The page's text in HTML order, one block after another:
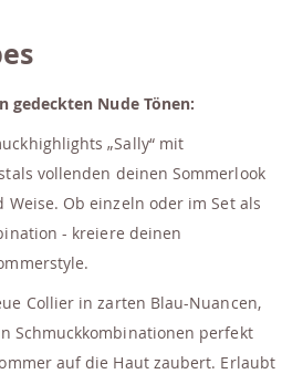
gedeckten Nude Tönen:
„Sally“ mit
vollenden deinen Sommerlook
Ob einzeln oder im Set als
- kreiere deinen
Collier in zarten Blau-Nuancen,
Schmuckkombinationen perfekt
auf die Haut zaubert. Erlaubt